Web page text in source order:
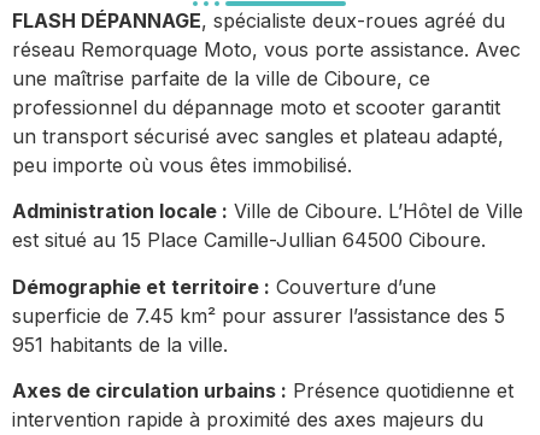
FLASH DÉPANNAGE, spécialiste deux-roues agréé du
réseau Remorquage Moto, vous porte assistance. Avec
une maîtrise parfaite de la ville de Ciboure, ce
professionnel du dépannage moto et scooter garantit
un transport sécurisé avec sangles et plateau adapté,
peu importe où vous êtes immobilisé.
Administration locale : Ville de Ciboure. L’Hôtel de Ville
est situé au 15 Place Camille-Jullian 64500 Ciboure.
Démographie et territoire : Couverture d’une
superficie de 7.45 km² pour assurer l’assistance des 5
951 habitants de la ville.
Axes de circulation urbains : Présence quotidienne et
intervention rapide à proximité des axes majeurs du